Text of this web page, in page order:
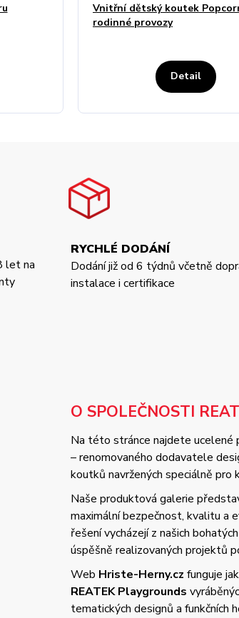
Vnitřní dětský koutek
rodinné provozy
Detail
let na
RYCHLÉ DODÁNÍ
Dodání již od 6 týdnů včetně
instalace i certifikace
O SPOLEČNOSTI
Na této stránce najdete ucelené
– renomovaného dodavatele
koutků navržených speciálně pro
Naše produktová galerie
maximální bezpečnost, kvalitu a
řešení vycházejí z našich
úspěšně realizovaných projektů
Web Hriste-Herny.cz funguje
REATEK Playgrounds
tematických designů a funkčních